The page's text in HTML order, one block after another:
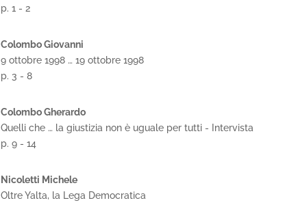
p. 1 - 2
Colombo Giovanni
9 ottobre 1998 … 19 ottobre 1998
p. 3 - 8
Colombo Gherardo
Quelli che … la giustizia non è uguale per tutti - Intervista
p. 9 - 14
Nicoletti Michele
Oltre Yalta, la Lega Democratica